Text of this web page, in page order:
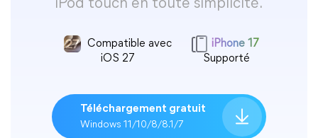
iPod touch en toute simplicité.
Compatible avec
iOS 27
iPhone 17
Supporté
Téléchargement gratuit
Windows 11/10/8/8.1/7